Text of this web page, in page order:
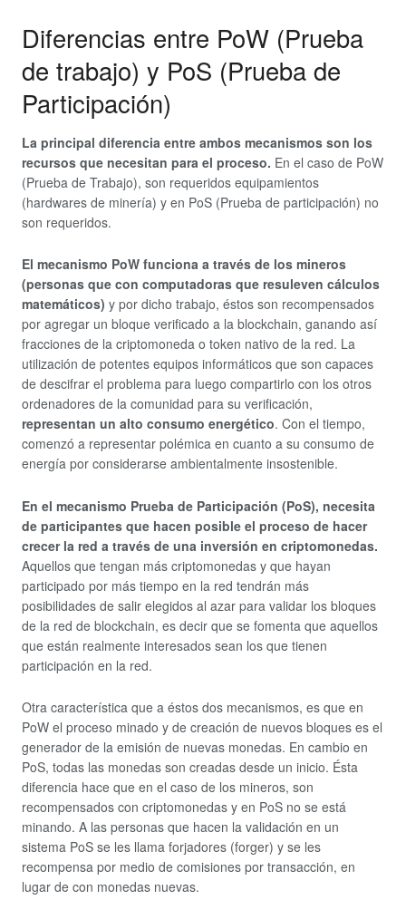
Diferencias entre PoW (Prueba
de trabajo) y PoS (Prueba de
Participación)
La principal diferencia entre ambos mecanismos son los
recursos que necesitan para el proceso. En el caso de PoW
(Prueba de Trabajo), son requeridos equipamientos
(hardwares de minería) y en PoS (Prueba de participación) no
son requeridos.
El mecanismo PoW funciona a través de los mineros
(personas que con computadoras que resuleven cálculos
matemáticos) y por dicho trabajo, éstos son recompensados
por agregar un bloque verificado a la blockchain, ganando así
fracciones de la criptomoneda o token nativo de la red. La
utilización de potentes equipos informáticos que son capaces
de descifrar el problema para luego compartirlo con los otros
ordenadores de la comunidad para su verificación,
representan un alto consumo energético. Con el tiempo,
comenzó a representar polémica en cuanto a su consumo de
energía por considerarse ambientalmente insostenible.
En el mecanismo Prueba de Participación (PoS), necesita
de participantes que hacen posible el proceso de hacer
crecer la red a través de una inversión en criptomonedas.
Aquellos que tengan más criptomonedas y que hayan
participado por más tiempo en la red tendrán más
posibilidades de salir elegidos al azar para validar los bloques
de la red de blockchain, es decir que se fomenta que aquellos
que están realmente interesados sean los que tienen
participación en la red.
Otra característica que a éstos dos mecanismos, es que en
PoW el proceso minado y de creación de nuevos bloques es el
generador de la emisión de nuevas monedas. En cambio en
PoS, todas las monedas son creadas desde un inicio. Ésta
diferencia hace que en el caso de los mineros, son
recompensados con criptomonedas y en PoS no se está
minando. A las personas que hacen la validación en un
sistema PoS se les llama forjadores (forger) y se les
recompensa por medio de comisiones por transacción, en
lugar de con monedas nuevas.